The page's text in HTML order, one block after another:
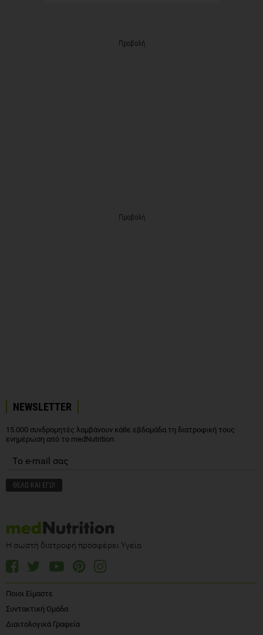
Προβολή
Προβολή
NEWSLETTER
15.000 συνδρομητές λαμβάνουν κάθε εβδομάδα τη διατροφική τους
ενημέρωση από το medNutrition.
Η σωστή διατροφή προσφέρει Υγεία
Ποιοι Είμαστε
Συντακτική Ομάδα
Διαιτολογικά Γραφεία